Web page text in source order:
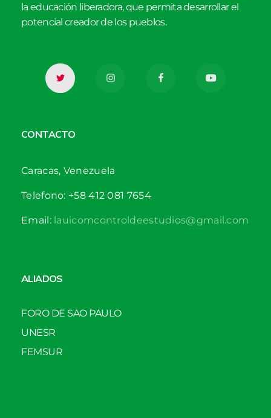
la educación liberadora, que permita desarrollar el
potencial creador de los pueblos.
CONTACTO
Caracas, Venezuela
Telefono: +58 412 081 7654
Email:lauicomcontroldeestudios@gmail.com
ALIADOS
FORO DE SAO PAULO
UNESR
FEMSUR